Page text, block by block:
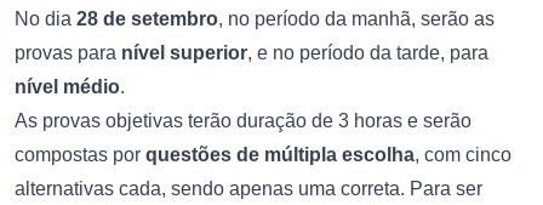
No dia 28 de setembro, no período da manhã, serão as
provas para nível superior, e no período da tarde, para
nível médio.
As provas objetivas terão duração de 3 horas e serão
compostas por questões de múltipla escolha, com cinco
alternativas cada, sendo apenas uma correta. Para ser